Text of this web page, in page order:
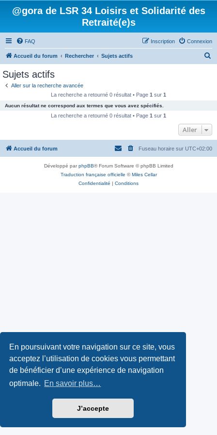
En poursuivant votre navigation sur ce site, vous
acceptez l’utilisation de cookies vous permettant
de bénéficier d’une expérience de navigation
optimale. En savoir plus…
J’accepte
@gora de LSR 34 Loisirs et Solidarité des
Retraité(e)s
FAQ Connexion
Inscription
Accueil du forum Rechercher Sujets actifs
c
e
Sujets actifs
Aller sur la recherche avancée
La recherche a retourné 0 résultat • Page 1 sur 1
Aucun résultat ne correspond aux termes que vous avez spécifiés.
La recherche a retourné 0 résultat • Page 1 sur 1
Aller
Accueil du forum Fuseau horaire sur UTC+02:00
Développé parphpBB® Forum Software © phpBB Limited
Traduction française officielle ©Miles Cellar
Confidentialité | Conditions